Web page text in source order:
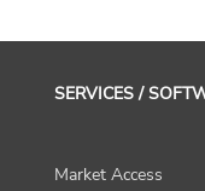
SERVICES /
Market Access